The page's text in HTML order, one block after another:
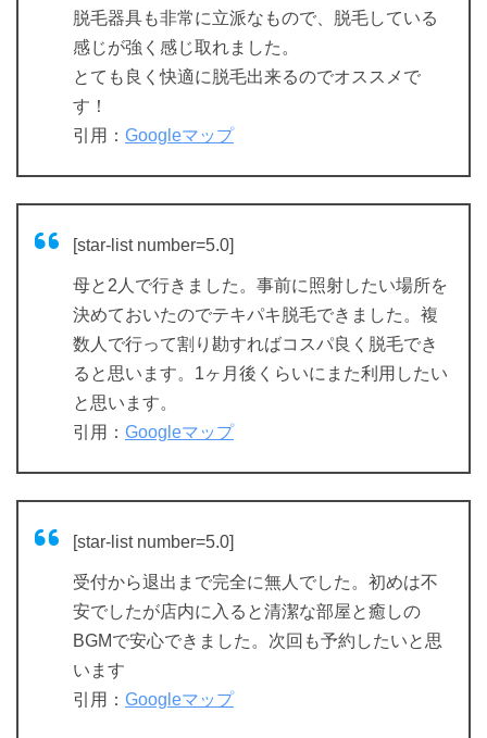
脱毛器具も非常に立派なもので、脱毛している
感じが強く感じ取れました。
とても良く快適に脱毛出来るのでオススメで
す！
引用： Googleマップ
[star-list number=5.0]
母と2人で行きました。事前に照射したい場所を
決めておいたのでテキパキ脱毛できました。複
数人で行って割り勘すればコスパ良く脱毛でき
ると思います。1ヶ月後くらいにまた利用したい
と思います。
引用： Googleマップ
[star-list number=5.0]
受付から退出まで完全に無人でした。初めは不
安でしたが店内に入ると清潔な部屋と癒しの
BGMで安心できました。次回も予約したいと思
います
引用： Googleマップ